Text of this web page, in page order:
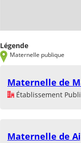
Légende
Maternelle publique
Maternelle de
Établissement
Maternelle de